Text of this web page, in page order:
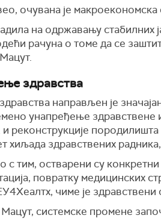
очувана је
на одржавању стабилних
рачуна о томе да се
здравства
направљен је
унапређење здравствене
реконструкције
хиљада здравствених
с тим, остварени су
повратку медицинских
чиме је
системске промене